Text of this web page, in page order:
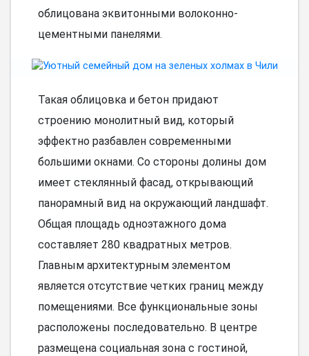
облицована эквитонными волоконно-
цементными панелями.
Такая облицовка и бетон придают
строению монолитный вид, который
эффектно разбавлен современными
большими окнами. Со стороны долины дом
имеет стеклянный фасад, открывающий
панорамный вид на окружающий ландшафт.
Общая площадь одноэтажного дома
составляет 280 квадратных метров.
Главным архитектурным элементом
является отсутствие четких границ между
помещениями. Все функциональные зоны
расположены последовательно. В центре
размещена социальная зона с гостиной,